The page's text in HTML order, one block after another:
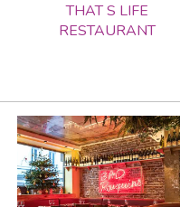
THAT S LIFE
RESTAURANT